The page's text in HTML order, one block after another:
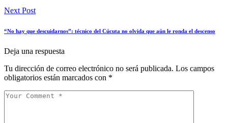
Next Post
“No hay que descuidarnos”: técnico del Cúcuta no olvida que aún le ronda el descenso
Deja una respuesta
Tu dirección de correo electrónico no será publicada. Los campos
obligatorios están marcados con *